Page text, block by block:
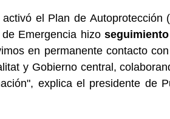
el Plan de Autoprotección
Emergencia hizo
en permanente contacto
y Gobierno central,
explica el presidente de